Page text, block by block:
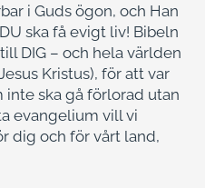
i Guds ögon, och Han
ska få evigt liv! Bibeln
DIG – och hela världen
Kristus), för att var
inte ska gå förlorad utan
evangelium vill vi
dig och för vårt land,